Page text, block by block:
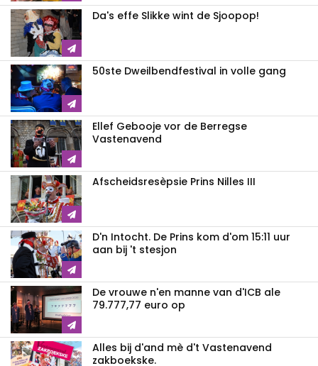
Da's effe Slikke wint de Sjoopop!
50ste Dweilbendfestival in volle gang
Ellef Gebooje vor de Berregse
Vastenavend
Afscheidsresèpsie Prins Nilles III
D'n Intocht. De Prins kom d'om 15:11 uur
aan bij 't stesjon
De vrouwe n'en manne van d'ICB ale
79.777,77 euro op
Alles bij d'and mè d't Vastenavend
zakboekske.